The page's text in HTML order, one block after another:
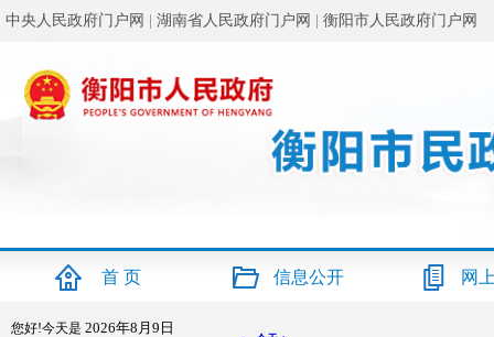
中央人民政府门户网 湖南省人民政府门户网 衡阳市人民政府门户网
首 页 信息公开 网
您好!今天是 2026年8月9日